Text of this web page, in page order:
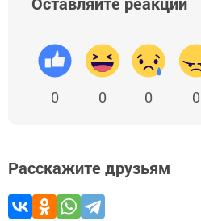
0 0 0 0
Расскажите друзьям